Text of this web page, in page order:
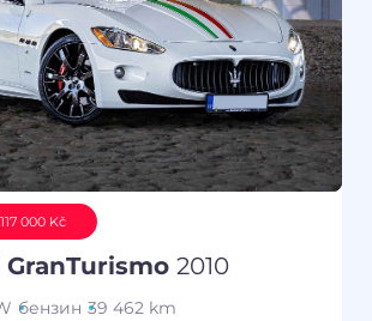
000 Kč
2010
бензин 39 462 km